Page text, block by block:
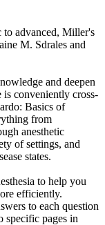
to advanced, Miller's
M. Sdrales and
and deepen
is conveniently cross-
Basics of
from
anesthetic
of settings, and
states.
to help you
efficiently.
to each question
specific pages in